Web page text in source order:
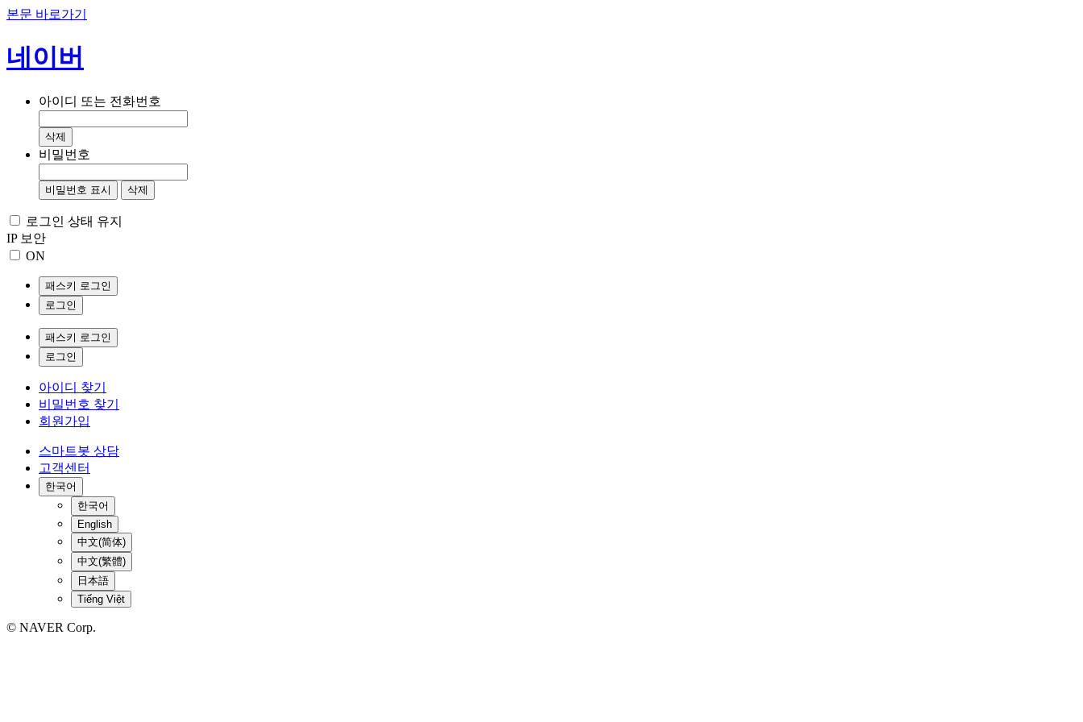
본문 바로가기
네이버
아이디 또는 전화번호
삭제
비밀번호
비밀번호 표시 삭제
로그인 상태 유지
IP 보안
ON
패스키 로그인
로그인
패스키 로그인
로그인
아이디 찾기
비밀번호 찾기
회원가입
스마트봇 상담
고객센터
한국어
한국어
English
中文(简体)
中文(繁體)
日本語
Tiếng Việt
© NAVER Corp.